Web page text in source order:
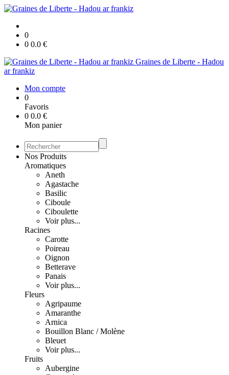
0
0 0.0 €
Graines de Liberte - Hadou
ar frankiz
Mon compte
0
Favoris
0 0.0 €
Mon panier
Nos Produits
Aromatiques
Aneth
Agastache
Basilic
Ciboule
Ciboulette
Voir plus...
Racines
Carotte
Poireau
Oignon
Betterave
Panais
Voir plus...
Fleurs
Agripaume
Amaranthe
Arnica
Bouillon Blanc / Molène
Bleuet
Voir plus...
Fruits
Aubergine